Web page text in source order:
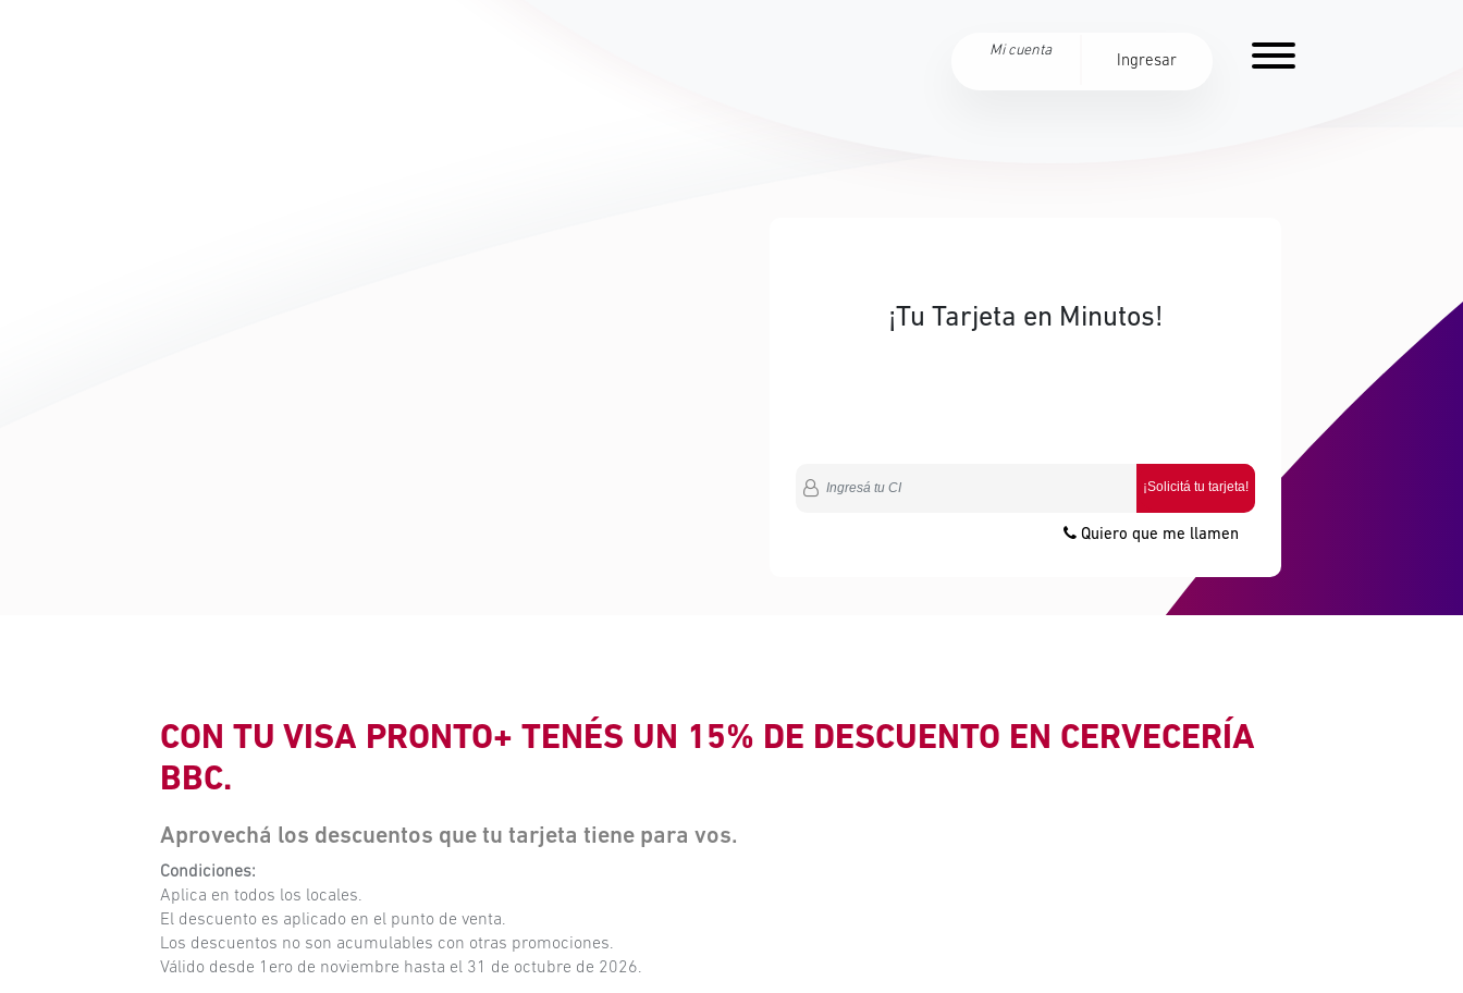
Mi cuenta
Ingresar
¡Tu Tarjeta en Minutos!
¡Solicitá tu tarjeta!
Quiero que me llamen
CON TU VISA PRONTO+ TENÉS UN 15% DE DESCUENTO EN CERVECERÍA
BBC.
Aprovechá los descuentos que tu tarjeta tiene para vos.
Condiciones:
Aplica en todos los locales.
El descuento es aplicado en el punto de venta.
Los descuentos no son acumulables con otras promociones.
Válido desde 1ero de noviembre hasta el 31 de octubre de 2026.